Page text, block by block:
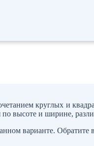
круглых и
высоте и ширине,
варианте.